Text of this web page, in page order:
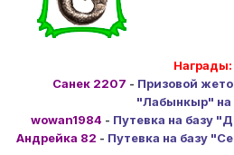
Награды:
Санек 2207 - Призовой
"Лабынкыр" на
wowan1984- Путевка на базу
Андрейка 82 - Путевка на базу